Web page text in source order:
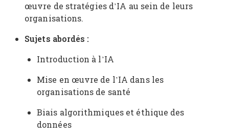
œuvre de stratégies d’IA au sein de leurs
organisations.
Sujets abordés :
Introduction à l’IA
Mise en œuvre de l’IA dans les
organisations de santé
Biais algorithmiques et éthique des
données